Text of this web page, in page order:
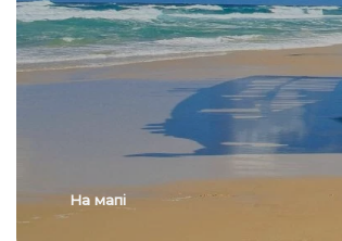
На мапі